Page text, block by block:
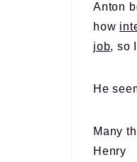
Anton
how
job, so
He
Many
Henry